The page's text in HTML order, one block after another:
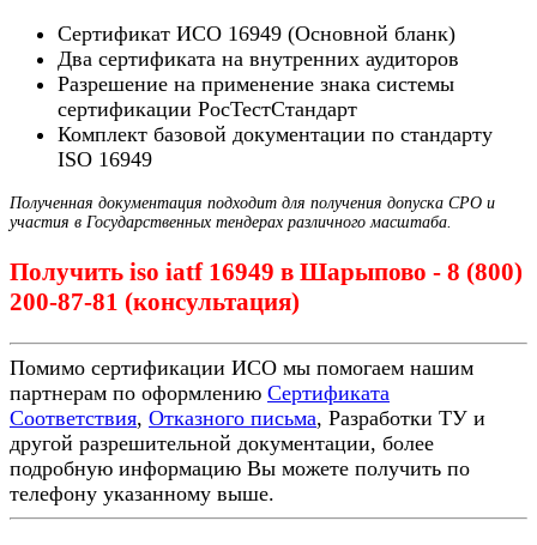
Сертификат ИСО 16949 (Основной бланк)
Два сертификата на внутренних аудиторов
Разрешение на применение знака системы
сертификации РосТестСтандарт
Комплект базовой документации по стандарту
ISO 16949
Полученная документация подходит для получения допуска СРО и
участия в Государственных тендерах различного масштаба.
Получить iso iatf 16949 в Шарыпово - 8 (800)
200-87-81 (консультация)
Помимо сертификации ИСО мы помогаем нашим
партнерам по оформлению Сертификата
Соответствия, Отказного письма, Разработки ТУ и
другой разрешительной документации, более
подробную информацию Вы можете получить по
телефону указанному выше.